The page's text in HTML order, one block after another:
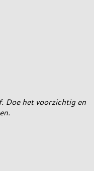
Doe het voorzichtig en